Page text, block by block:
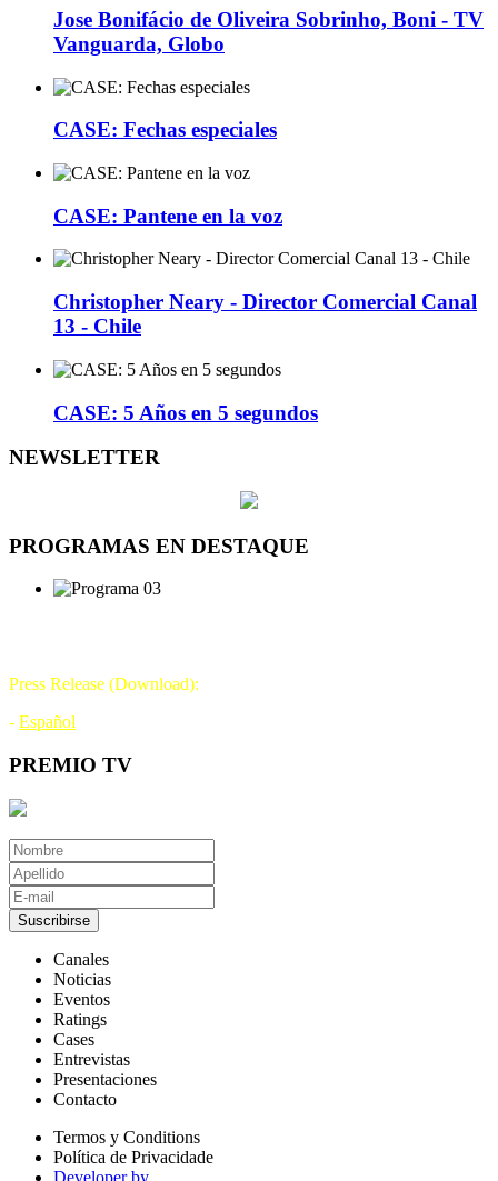
Jose Bonifácio de Oliveira Sobrinho, Boni - TV
Vanguarda, Globo
CASE: Fechas especiales
CASE: Pantene en la voz
Christopher Neary - Director Comercial Canal
13 - Chile
CASE: 5 Años en 5 segundos
NEWSLETTER
PROGRAMAS EN DESTAQUE
Press Release (Download):
- Español
PREMIO TV
Suscribirse
Canales
Noticias
Eventos
Ratings
Cases
Entrevistas
Presentaciones
Contacto
Termos y Conditions
Política de Privacidade
Developer by